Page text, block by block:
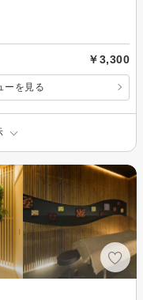
￥3,300
ーを見る